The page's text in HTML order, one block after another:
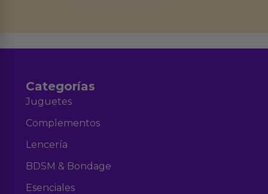
Categorías
Juguetes
Complementos
Lencería
BDSM & Bondage
Esenciales